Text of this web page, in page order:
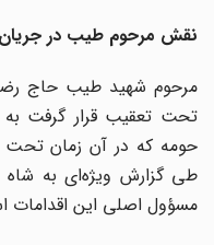
نقش مرحوم طیب در جریان 15 خرداد
مرحوم شهید طیب حاج
تحت تعقیب قرار گرفت به
حومه که در آن زمان تحت
طى گزارش ویژه‌اى به
مسؤول اصلى این اقدامات